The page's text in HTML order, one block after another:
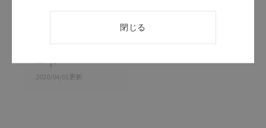
ート
2020/04/01更新
閉じる